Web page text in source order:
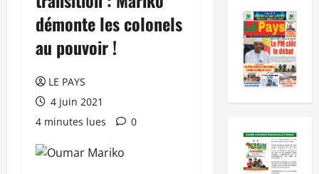
démonte les colonels
au pouvoir !
LE PAYS
4 juin 2021
4 minutes lues
0